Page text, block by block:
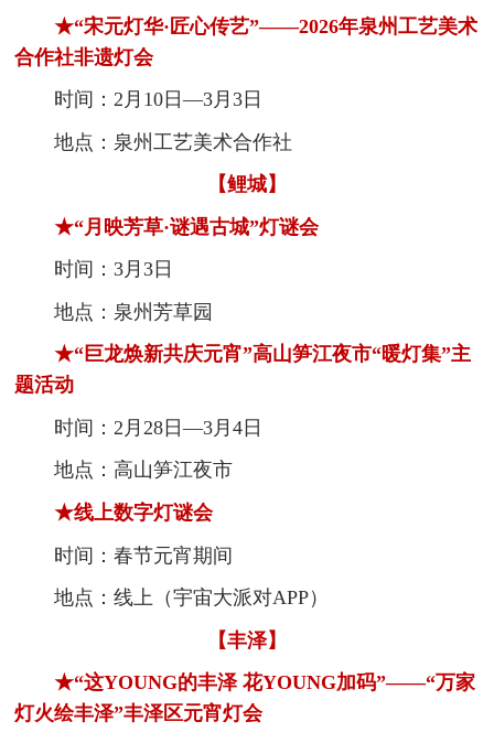
★“宋元灯华·匠心传艺”——2026年泉州工艺美术
合作社非遗灯会
时间：2月10日—3月3日
地点：泉州工艺美术合作社
【鲤城】
★“月映芳草·谜遇古城”灯谜会
时间：3月3日
地点：泉州芳草园
★“巨龙焕新共庆元宵”高山笋江夜市“暖灯集”主
题活动
时间：2月28日—3月4日
地点：高山笋江夜市
★线上数字灯谜会
时间：春节元宵期间
地点：线上（宇宙大派对APP）
【丰泽】
★“这YOUNG的丰泽 花YOUNG加码”——“万家
灯火绘丰泽”丰泽区元宵灯会